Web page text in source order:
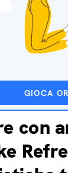
GIOCA
con